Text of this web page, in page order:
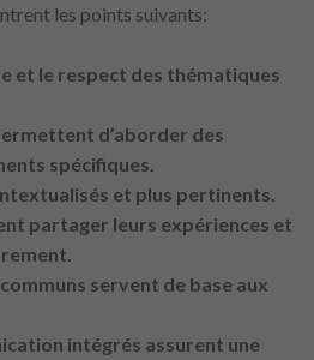
les points suivants:
et le respect des thématiques
d’aborder des
spécifiques.
et plus pertinents.
partager leurs expériences et
servent de base aux
intégrés assurent une